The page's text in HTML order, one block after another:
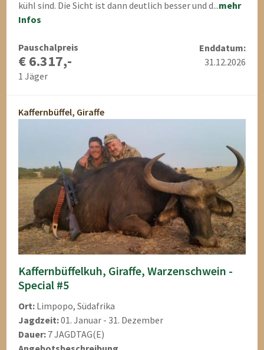
kühl sind. Die Sicht ist dann deutlich besser und d...mehr
Infos
Pauschalpreis
€ 6.317,-
1 Jäger
Enddatum:
31.12.2026
Kaffernbüffel, Giraffe
Kaffernbüffelkuh, Giraffe, Warzenschwein -
Special #5
Ort: Limpopo, Südafrika
Jagdzeit:01. Januar - 31. Dezember
Dauer: 7 JAGDTAG(E)